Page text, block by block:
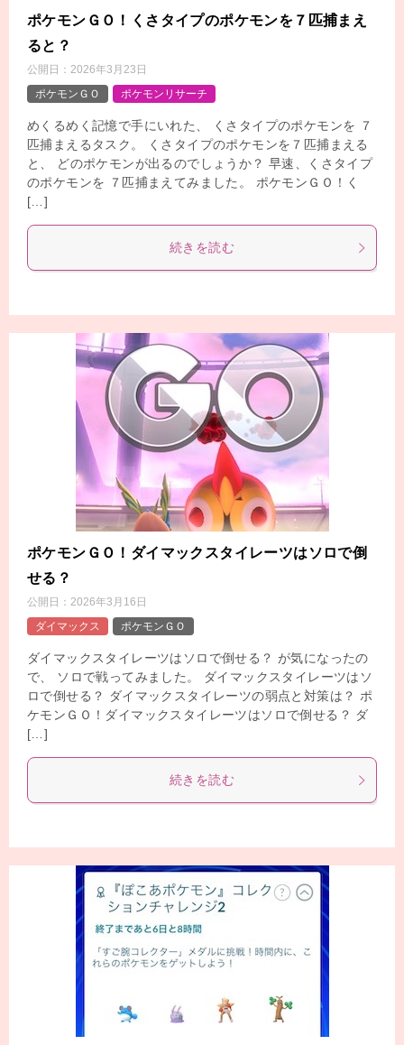
ポケモンＧＯ！くさタイプのポケモンを７匹捕まえ
ると？
公開日： 2026年3月23日
ポケモンＧＯ
ポケモンリサーチ
めくるめく記憶で手にいれた、 くさタイプのポケモンを ７
匹捕まえるタスク。 くさタイプのポケモンを７匹捕まえる
と、 どのポケモンが出るのでしょうか？ 早速、くさタイプ
のポケモンを ７匹捕まえてみました。 ポケモンＧＯ！く
[…]
続きを読む
ポケモンＧＯ！ダイマックスタイレーツはソロで倒
せる？
公開日： 2026年3月16日
ダイマックス
ポケモンＧＯ
ダイマックスタイレーツはソロで倒せる？ が気になったの
で、 ソロで戦ってみました。 ダイマックスタイレーツはソ
ロで倒せる？ ダイマックスタイレーツの弱点と対策は？ ポ
ケモンＧＯ！ダイマックスタイレーツはソロで倒せる？ ダ
[…]
続きを読む